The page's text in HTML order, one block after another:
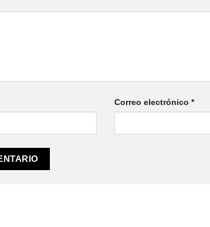
Correo electrónico *